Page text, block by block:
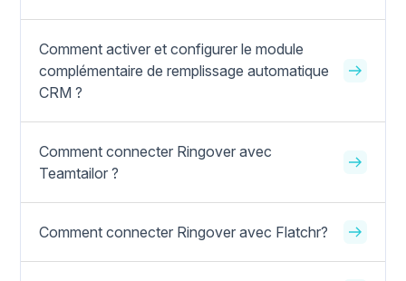
Comment activer et configurer le module
complémentaire de remplissage automatique
CRM ?
Comment connecter Ringover avec
Teamtailor ?
Comment connecter Ringover avec Flatchr?